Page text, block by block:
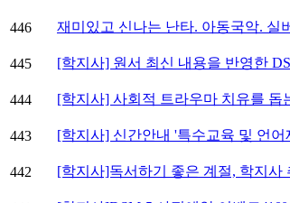
446
재미있고 신나는 난타. 아동국악. 실
445
[학지사] 원서 최신 내용을 반영한
444
[학지사] 사회적 트라우마 치유를 돕
443
[학지사] 신간안내 '특수교육 및 언어
442
[학지사]독서하기 좋은 계절, 학지사